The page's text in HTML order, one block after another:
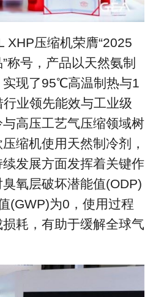
XHP压缩机荣膺“2025
称号，产品以天然氨制
实现了95℃高温制热与1
业领先能效与工业级
高压工艺气压缩领域树
缩机使用天然制冷剂，
发展方面发挥着关键作
氧层破坏潜能值(ODP)
(GWP)为0，使用过程
耗，有助于缓解全球气